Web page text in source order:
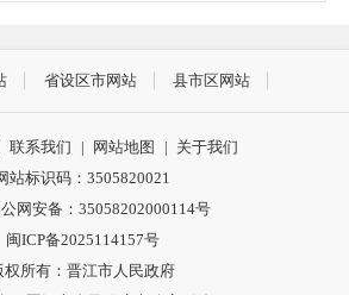
省设区市网站 县市区网站
联系我们 | 网站地图 | 关于我们
站标识码：3505820021
网安备：35058202000114号
闽ICP备2025114157号
权所有：晋江市人民政府